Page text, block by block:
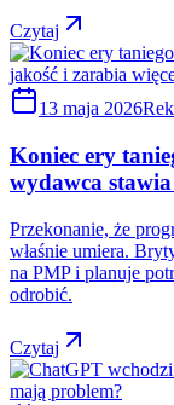
Czytaj
13 maja 2026
Koniec ery
wydawca
Przekonanie, że
właśnie umiera.
na PMP i planuje
odrobić.
Czytaj